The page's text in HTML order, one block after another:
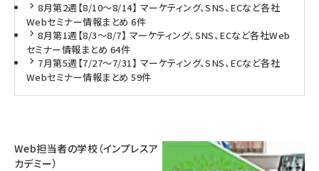
8月第2週【8/10～8/14】 マーケティング、SNS、ECなど各社
Webセミナー情報まとめ 6件
8月第1週【8/3～8/7】 マーケティング、SNS、ECなど各社Web
セミナー情報まとめ 64件
7月第5週【7/27～7/31】 マーケティング、SNS、ECなど各社
Webセミナー情報まとめ 59件
Web担当者の学校（インプレスア
カデミー）